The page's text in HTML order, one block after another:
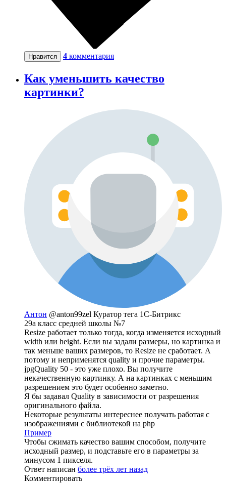
Нравится 4 комментария
Как уменьшить качество
картинки?
Антон @anton99zel Куратор тега 1С-Битрикс
29а класс средней школы №7
Resize работает только тогда, когда изменяется исходный
width или height. Если вы задали размеры, но картинка и
так меньше ваших размеров, то Resize не сработает. А
потому и неприменятся quality и прочие параметры.
jpgQuality 50 - это уже плохо. Вы получите
некачественную картинку. А на картинках с меньшим
разрешением это будет особенно заметно.
Я бы задавал Quality в зависимости от разрешения
оригинального файла.
Некоторые результаты интереснее получать работая с
изображениями с библиотекой на php
Пример
Чтобы сжимать качество вашим способом, получите
исходный размер, и подставьте его в параметры за
минусом 1 пикселя.
Ответ написан более трёх лет назад
Комментировать